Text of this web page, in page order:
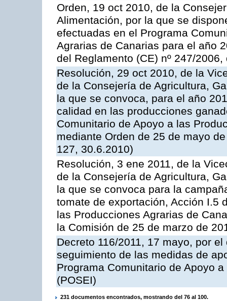
Orden, 19 oct 2010, de la
Alimentación, por la que se
efectuadas en el Programa
Agrarias de Canarias para el año
del Reglamento (CE) nº 247/
Resolución, 29 oct 2010, de la
de la Consejería de Agricultura,
la que se convoca, para el año
calidad en las producciones
Comunitario de Apoyo a las
mediante Orden de 25 de mayo
127, 30.6.2010)
Resolución, 3 ene 2011, de la
de la Consejería de Agricultura,
la que se convoca para la
tomate de exportación, Acción I.5
las Producciones Agrarias de
la Comisión de 25 de marzo de
Decreto 116/2011, 17 mayo, por
seguimiento de las medidas de
Programa Comunitario de Apoyo
(POSEI)
231 documentos encontrados, mostrando del 76 al 100.